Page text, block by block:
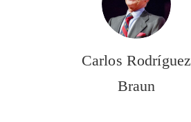
Carlos Rodríguez
Braun